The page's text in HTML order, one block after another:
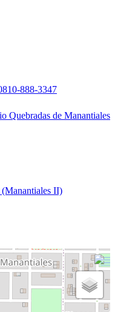
888-3347
II)